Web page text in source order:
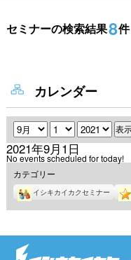
セミナーの検索結果8件
カレンダー
月 日 年
2021年9月1日
No events scheduled for today!
カテゴリー
イシキカイカクセミナー